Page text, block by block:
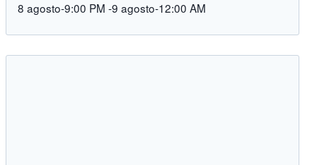
8 agosto-9:00 PM -9 agosto-12:00 AM